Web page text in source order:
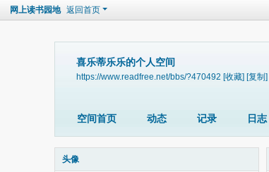
网上读书园地 返回首页
喜乐蒂乐乐的个人空间
https://www.readfree.net/bbs/?470492 [收藏] [复制]
空间首页 动态 记录 日志
头像